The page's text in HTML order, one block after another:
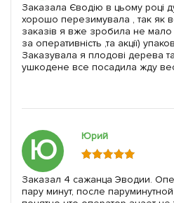
Заказала Єводію в цьому році
хорошо перезимувала , так як
заказів я вже зробила не
за оперативність ,та акції)
Заказувала я плодові дерева
ушкодене все посадила жду
Ю Юрий
Заказал 4 сажанца Эводии.
пару минут, после